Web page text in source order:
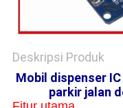
Deskripsi Produk
Mobil dispenser
parkir jalan